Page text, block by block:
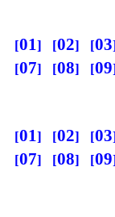
01 02 03
07
08 09
01 02 03
07
08 09